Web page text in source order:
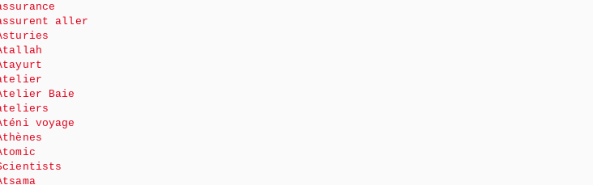
aller
Baie
voyage